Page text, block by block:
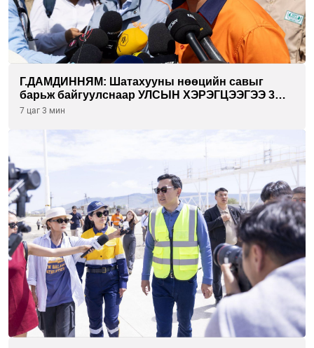
Г.ДАМДИННЯМ: Шатахууны нөөцийн савыг
барьж байгуулснаар УЛСЫН ХЭРЭГЦЭЭГЭЭ 3
САРААР НӨӨЦЛӨДӨГ болно
7 цаг 3 мин